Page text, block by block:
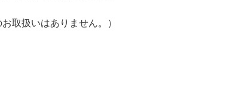
取扱いはありません。）